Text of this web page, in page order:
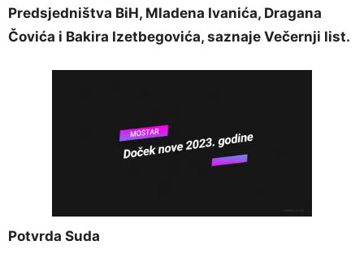
Predsjedništva BiH, Mladena Ivanića, Dragana
Čovića i Bakira Izetbegovića, saznaje Večernji list.
Potvrda Suda